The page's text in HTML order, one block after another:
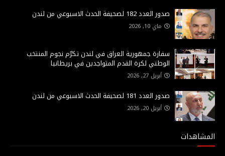
صدور العدد 182 لصحيفة الحدث الاسبوعي من لندن
ماي 10, 2026
سفارة جمهورية العراق في لندن تكرّم نجوم المنتخب
الوطني لكرة القدم المتواجدين في بريطانيا
أبريل 27, 2026
صدور العدد 181 لصحيفة الحدث الاسبوعي من لندن
أبريل 20, 2026
المشاهدات